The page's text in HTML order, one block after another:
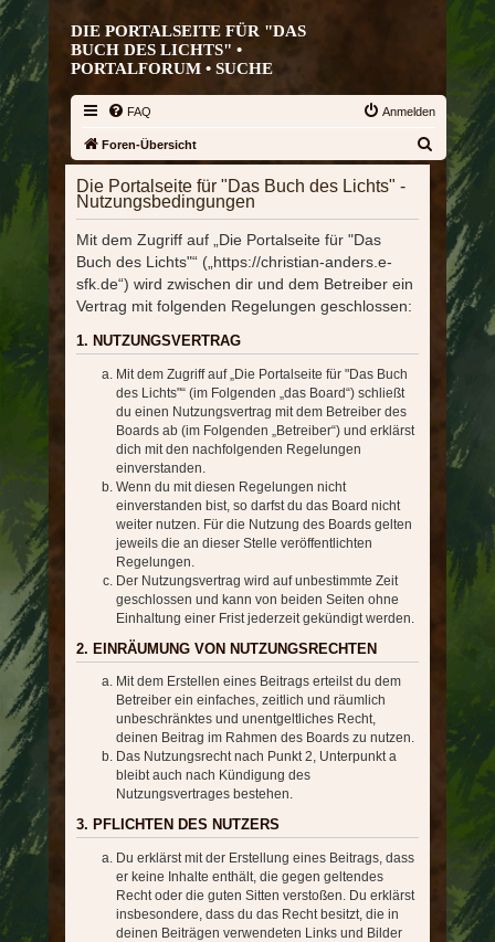
DIE PORTALSEITE FÜR "DAS
BUCH DES LICHTS" •
PORTALFORUM • SUCHE
FAQ Anmelden
Foren-Übersicht
Die Portalseite für "Das Buch des Lichts" -
Nutzungsbedingungen
Mit dem Zugriff auf „Die Portalseite für "Das
Buch des Lichts"“ („https://christian-anders.e-
sfk.de“) wird zwischen dir und dem Betreiber ein
Vertrag mit folgenden Regelungen geschlossen:
1. NUTZUNGSVERTRAG
Mit dem Zugriff auf „Die Portalseite für "Das Buch
des Lichts"“ (im Folgenden „das Board“) schließt
du einen Nutzungsvertrag mit dem Betreiber des
Boards ab (im Folgenden „Betreiber“) und erklärst
dich mit den nachfolgenden Regelungen
einverstanden.
Wenn du mit diesen Regelungen nicht
einverstanden bist, so darfst du das Board nicht
weiter nutzen. Für die Nutzung des Boards gelten
jeweils die an dieser Stelle veröffentlichten
Regelungen.
Der Nutzungsvertrag wird auf unbestimmte Zeit
geschlossen und kann von beiden Seiten ohne
Einhaltung einer Frist jederzeit gekündigt werden.
2. EINRÄUMUNG VON NUTZUNGSRECHTEN
Mit dem Erstellen eines Beitrags erteilst du dem
Betreiber ein einfaches, zeitlich und räumlich
unbeschränktes und unentgeltliches Recht,
deinen Beitrag im Rahmen des Boards zu nutzen.
Das Nutzungsrecht nach Punkt 2, Unterpunkt a
bleibt auch nach Kündigung des
Nutzungsvertrages bestehen.
3. PFLICHTEN DES NUTZERS
Du erklärst mit der Erstellung eines Beitrags, dass
er keine Inhalte enthält, die gegen geltendes
Recht oder die guten Sitten verstoßen. Du erklärst
insbesondere, dass du das Recht besitzt, die in
deinen Beiträgen verwendeten Links und Bilder